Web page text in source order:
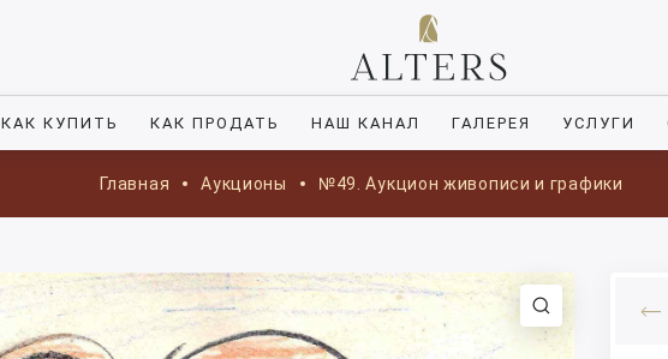
КАК КУПИТЬ КАК ПРОДАТЬ НАШ КАНАЛ ГАЛЕРЕЯ УСЛУГИ
Главная Аукционы №49. Аукцион живописи и графики